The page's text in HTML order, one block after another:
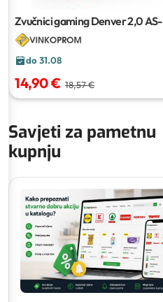
Zvučnici gaming Denver 2,0 AS-
500
do 31.08
14,90 € 18,57 €
Savjeti za pametnu
kupnju